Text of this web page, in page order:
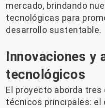
mercado, brindando
tecnológicas para
desarrollo sustentable.
Innovaciones y
tecnológicos
El proyecto aborda
técnicos principales: el